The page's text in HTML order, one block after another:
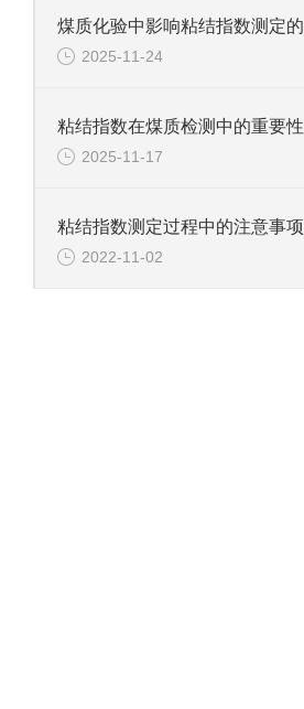
2025-11-24
粘结指数在煤质检测中的重要性
2025-11-17
粘结指数测定过程中的注意事项
2022-11-02